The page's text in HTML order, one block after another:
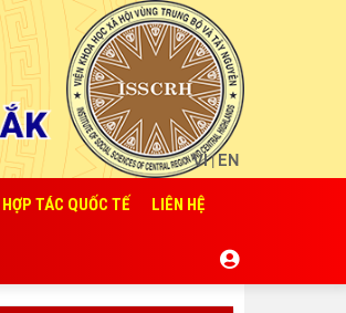
VI|EN
HỢP TÁC QUỐC TẾ LIÊN HỆ